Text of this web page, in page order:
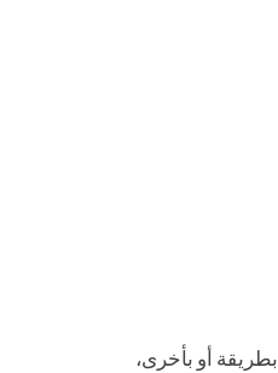
أو بأخرى،